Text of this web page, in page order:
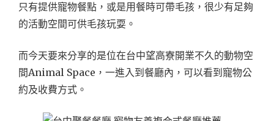
只有提供寵物餐點，或是用餐時可帶毛孩，很少有足夠
的活動空間可供毛孩玩耍。
而今天要來分享的是位在台中望高寮開業不久的動物空
間Animal Space，一進入到餐廳內，可以看到寵物公
約及收費方式。